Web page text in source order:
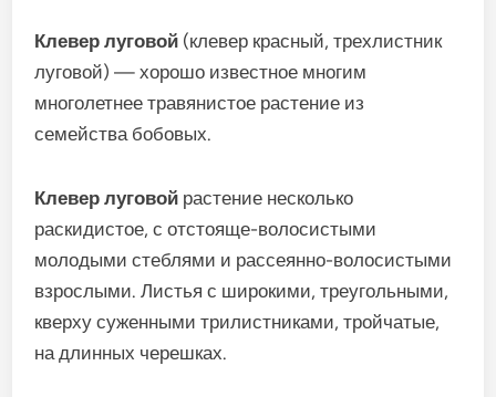
Клевер луговой (клевер красный, трехлистник
луговой) — хорошо известное многим
многолетнее травянистое растение из
семейства бобовых.
Клевер луговой растение несколько
раскидистое, с отстояще-волосистыми
молодыми стеблями и рассеянно-волосистыми
взрослыми. Листья с широкими, треугольными,
кверху суженными трилистниками, тройчатые,
на длинных черешках.